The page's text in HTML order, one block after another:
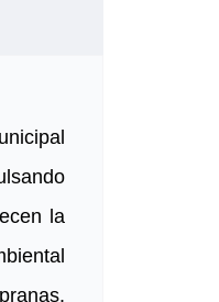
la